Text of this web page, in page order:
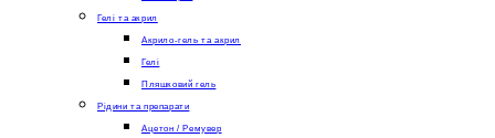
Гелі та акрил
Акрило-гель та акрил
Гелі
Пляшковий гель
Рідини та препарати
Ацетон / Ремувер